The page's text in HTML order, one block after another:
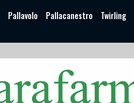
Pallavolo Pallacanestro Twirling